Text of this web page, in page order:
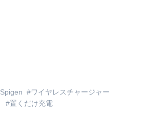
Spigen
ワイヤレスチャージャー
置くだけ充電